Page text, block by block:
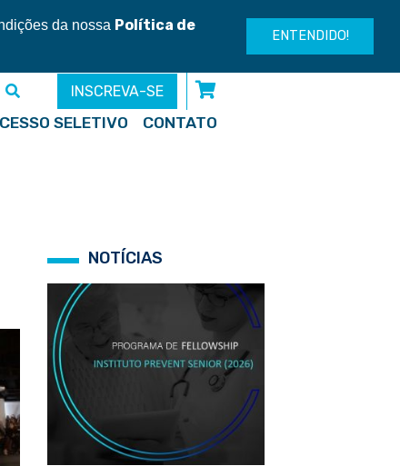
da nossa Política de
ENTENDIDO!
Entre ou cadastre-se
INSCREVA-SE
SELETIVO CONTATO
NOTÍCIAS